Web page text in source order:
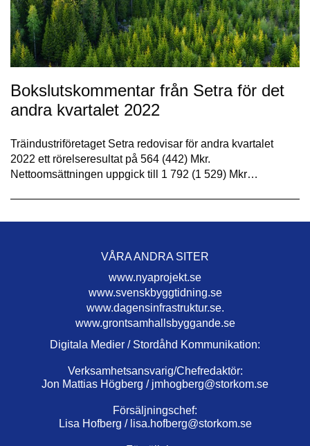
Bokslutskommentar från Setra för det
andra kvartalet 2022
Träindustriföretaget Setra redovisar för andra kvartalet
2022 ett rörelseresultat på 564 (442) Mkr.
Nettoomsättningen uppgick till 1 792 (1 529) Mkr…
VÅRA ANDRA SITER
www.nyaprojekt.se
www.svenskbyggtidning.se
www.dagensinfrastruktur.se.
www.grontsamhallsbyggande.se
Digitala Medier / Stordåhd Kommunikation:
Verksamhetsansvarig/Chefredaktör:
Jon Mattias Högberg / jmhogberg@storkom.se
Försäljningschef:
Lisa Hofberg / lisa.hofberg@storkom.se